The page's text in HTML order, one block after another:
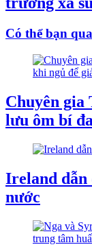
Có thể bạn
Chuyên gia
lưu ôm bí
Ireland dẫn
nước